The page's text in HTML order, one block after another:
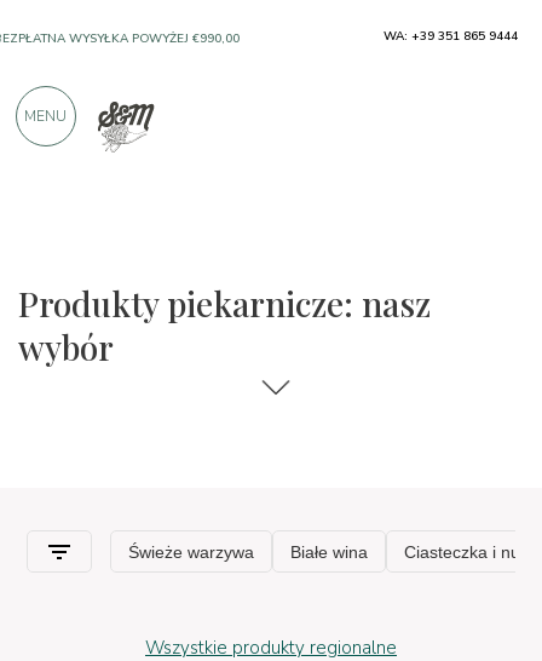
Produkty piekarnicze: nasz
wybór
Wszystkie produkty regionalne
WYSYŁKA POWYŻEJ €990,00
PRODUKTY OD DOSKONAŁYCH
WA: +39 351 865 9444
MENU